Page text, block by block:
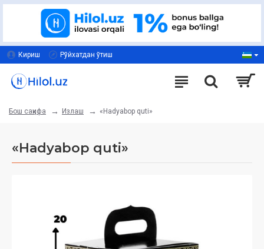
Кириш Рўйхатдан ўтиш
Бош саҳифа Излаш «Hadyabop quti»
«Hadyabop quti»